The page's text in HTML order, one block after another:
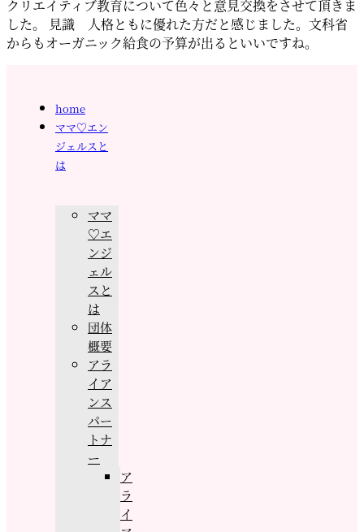
クリエイティブ教育について色々と意見交換をさせて頂きま
した。 見識 人格ともに優れた方だと感じました。文科省
からもオーガニック給食の予算が出るといいですね。
home
ママ♡エン
ジェルスと
は
ママ
♡エ
ンジ
ェル
スと
は
団体
概要
アラ
イア
ンス
パー
トナ
ー
ア
ラ
イ